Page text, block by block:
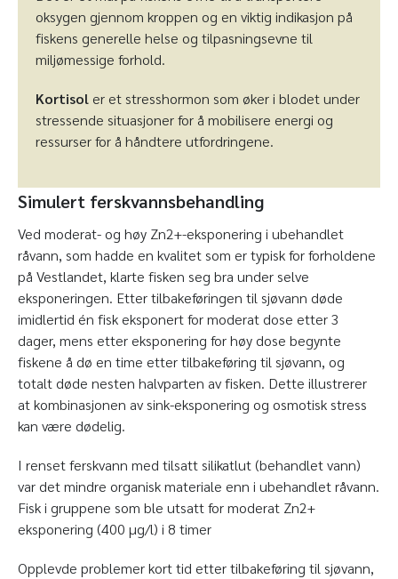
oksygen gjennom kroppen og en viktig indikasjon på
fiskens generelle helse og tilpasningsevne til
miljømessige forhold.
Kortisol er et stresshormon som øker i blodet under
stressende situasjoner for å mobilisere energi og
ressurser for å håndtere utfordringene.
Simulert ferskvannsbehandling
Ved moderat- og høy Zn2+-eksponering i ubehandlet
råvann, som hadde en kvalitet som er typisk for forholdene
på Vestlandet, klarte fisken seg bra under selve
eksponeringen. Etter tilbakeføringen til sjøvann døde
imidlertid én fisk eksponert for moderat dose etter 3
dager, mens etter eksponering for høy dose begynte
fiskene å dø en time etter tilbakeføring til sjøvann, og
totalt døde nesten halvparten av fisken. Dette illustrerer
at kombinasjonen av sink-eksponering og osmotisk stress
kan være dødelig.
I renset ferskvann med tilsatt silikatlut (behandlet vann)
var det mindre organisk materiale enn i ubehandlet råvann.
Fisk i gruppene som ble utsatt for moderat Zn2+
eksponering (400 µg/l) i 8 timer
Opplevde problemer kort tid etter tilbakeføring til sjøvann,